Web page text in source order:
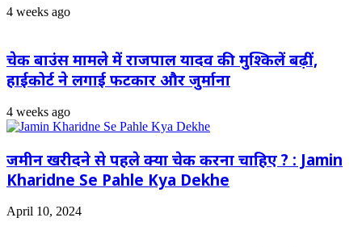
4 weeks ago
चेक बाउंस मामले में राजपाल यादव की मुश्किलें बढ़ीं,
हाईकोर्ट ने लगाई फटकार और जुर्माना
4 weeks ago
जमीन खरीदने से पहले क्या चेक करना चाहिए ? : Jamin
Kharidne Se Pahle Kya Dekhe
April 10, 2024